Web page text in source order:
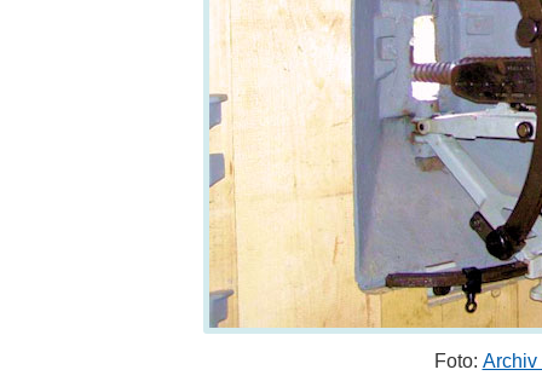
Foto: Archiv